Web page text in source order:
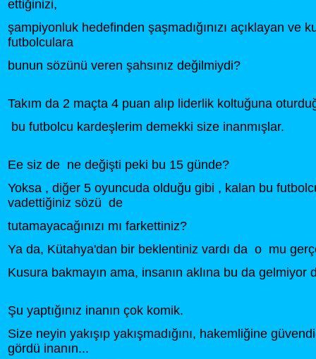
ettiğinizi,
şampiyonluk hedefinden şaşmadığınızı açıklayan ve
futbolculara
bunun sözünü veren şahsınız değilmiydi?
Takım da 2 maçta 4 puan alıp liderlik koltuğuna
bu futbolcu kardeşlerim demekki size inanmışlar.
Ee siz de ne değişti peki bu 15 günde?
Yoksa , diğer 5 oyuncuda olduğu gibi , kalan bu
vadettiğiniz sözü de
tutamayacağınızı mı farkettiniz?
Ya da, Kütahya'dan bir beklentiniz vardı da o mu
Kusura bakmayın ama, insanın aklına bu da gelmiyor
Şu yaptığınız inanın çok komik.
Size neyin yakışıp yakışmadığını, hakemliğine
gördü inanın...